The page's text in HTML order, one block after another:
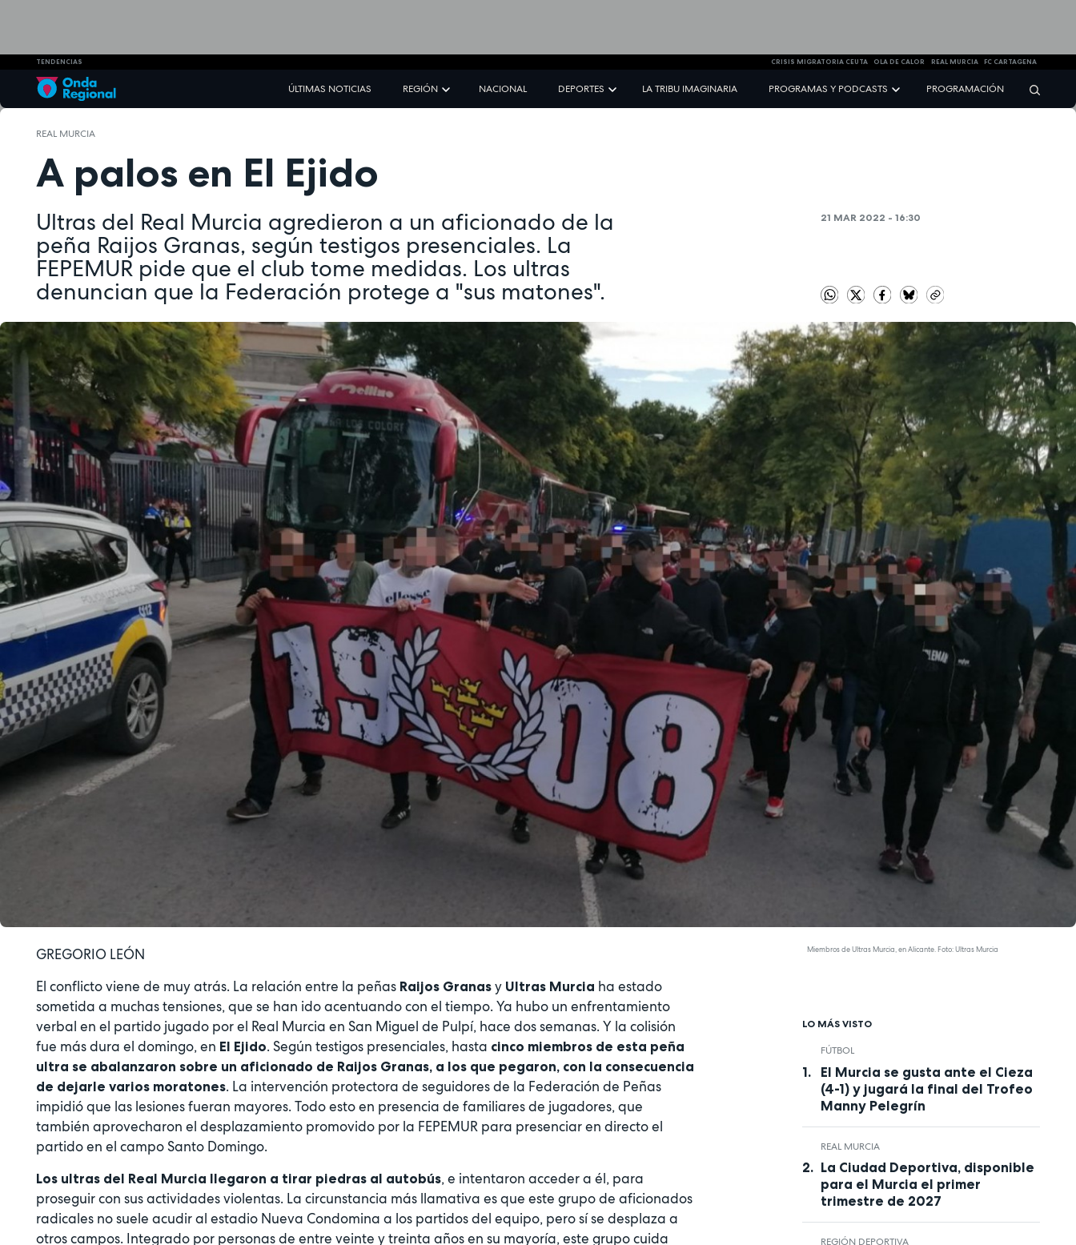
TENDENCIAS CRISIS MIGRATORIA CEUTA OLA DE CALOR REAL MURCIA FC CARTAGENA
ÚLTIMAS NOTICIAS REGIÓN NACIONAL DEPORTES LA TRIBU IMAGINARIA PROGRAMAS Y PODCASTS PROGRAMACIÓN
REAL MURCIA
A palos en El Ejido
Ultras del Real Murcia agredieron a un aficionado de la
peña Raijos Granas, según testigos presenciales. La
FEPEMUR pide que el club tome medidas. Los ultras
denuncian que la Federación protege a "sus matones".
21 MAR 2022 - 16:30
Miembros de Ultras Murcia, en Alicante. Foto: Ultras Murcia
GREGORIO LEÓN
El conflicto viene de muy atrás. La relación entre la peñas Raijos Granas y Ultras Murcia ha estado
sometida a muchas tensiones, que se han ido acentuando con el tiempo. Ya hubo un enfrentamiento
verbal en el partido jugado por el Real Murcia en San Miguel de Pulpí, hace dos semanas. Y la colisión
fue más dura el domingo, en El Ejido. Según testigos presenciales, hasta cinco miembros de esta peña
ultra se abalanzaron sobre un aficionado de Raijos Granas, a los que pegaron, con la consecuencia
de dejarle varios moratones. La intervención protectora de seguidores de la Federación de Peñas
impidió que las lesiones fueran mayores. Todo esto en presencia de familiares de jugadores, que
también aprovecharon el desplazamiento promovido por la FEPEMUR para presenciar en directo el
partido en el campo Santo Domingo.
Los ultras del Real Murcia llegaron a tirar piedras al autobús, e intentaron acceder a él, para
proseguir con sus actividades violentas. La circunstancia más llamativa es que este grupo de aficionados
radicales no suele acudir al estadio Nueva Condomina a los partidos del equipo, pero sí se desplaza a
otros campos. Integrado por personas de entre veinte y treinta años en su mayoría, este grupo cuida
LO MÁS VISTO
FÚTBOL
El Murcia se gusta ante el Cieza
(4-1) y jugará la final del Trofeo
Manny Pelegrín
REAL MURCIA
La Ciudad Deportiva, disponible
para el Murcia el primer
trimestre de 2027
REGIÓN DEPORTIVA